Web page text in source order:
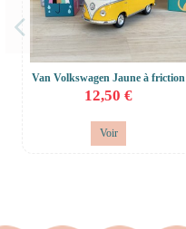
Van Volkswagen Jaune à friction
12,50 €
Voir